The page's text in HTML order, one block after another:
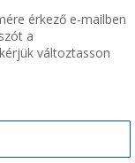
érkező e-mailben
a
változtasson